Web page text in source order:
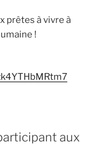
prêtes à vivre à
!
aux